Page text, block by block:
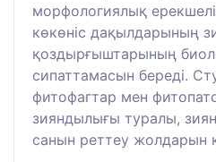
морфологиялық
көкөніс дақылдарының
қоздырғыштарының
сипаттамасын береді.
фитофагтар мен
зияндылығы туралы,
санын реттеу жолдарын